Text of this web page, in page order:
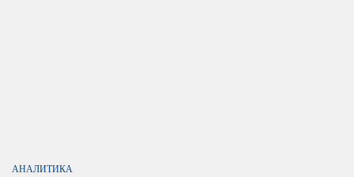
АНАЛИТИКА